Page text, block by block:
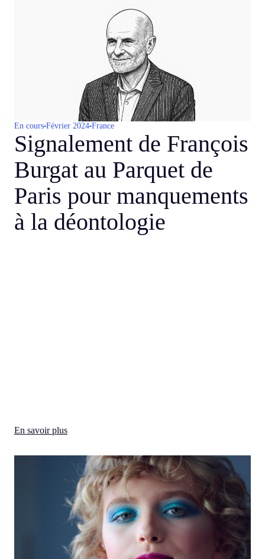
En cours Février 2024 France
Signalement de François
Burgat au Parquet de
Paris pour manquements
à la déontologie
En savoir plus